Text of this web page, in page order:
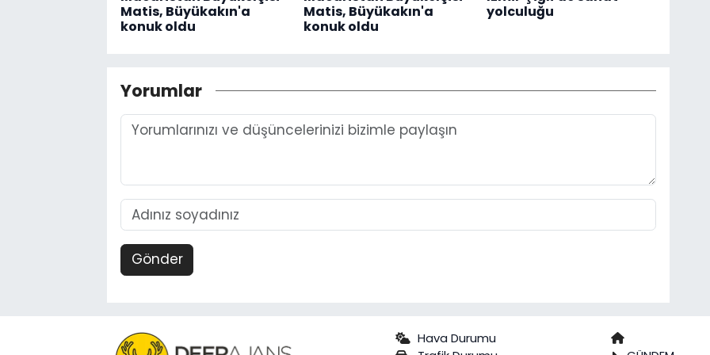
Matis, Büyükakın'a
konuk oldu
Matis, Büyükakın'a
konuk oldu
yolculuğu
Yorumlar
Gönder
Hava Durumu